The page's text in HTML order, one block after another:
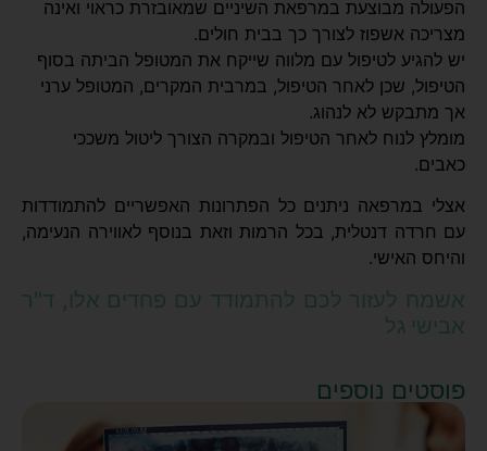
הפעולה מבוצעת במרפאת השיניים שמאובזרת כראוי ואינה
מצריכה אשפוז לצורך כך בבית חולים.
יש להגיע לטיפול עם מלווה שייקח את המטופל הביתה בסוף
הטיפול, שכן לאחר הטיפול, במרבית המקרים, המטופל ערני
אך מתבקש לא לנהוג.
מומלץ לנוח לאחר הטיפול ובמקרה הצורך ליטול משככי
כאבים.
אצלי במרפאה ניתנים כל הפתרונות האפשריים להתמודדות
עם חרדה דנטלית, בכל הרמות וזאת בנוסף לאווירה הנעימה,
והיחס האישי.
אשמח לעזור לכם להתמודד עם פחדים אלו, ד"ר
אבישי גל
פוסטים נוספים